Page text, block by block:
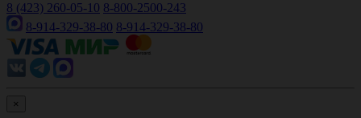
8 (423) 260-05-10 8-800-2500-243
8-914-329-38-80 8-914-329-38-80
×